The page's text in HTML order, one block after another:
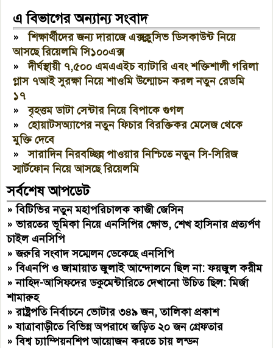
এ বিভাগের অন্যান্য সংবাদ
»শিক্ষার্থীদের জন্য দারাজে এক্সক্লুসিভ ডিসকাউন্ট নিয়ে
আসছে রিয়েলমি সি১০০এক্স
»দীর্ঘস্থায়ী ৭,৫০০ এমএএইচ ব্যাটারি এবং শক্তিশালী গরিলা
গ্লাস ৭আই সুরক্ষা নিয়ে শাওমি উন্মোচন করল নতুন রেডমি
১৭
»বৃহত্তম ডাটা সেন্টার নিয়ে বিপাকে গুগল
»হোয়াটসঅ্যাপের নতুন ফিচার বিরক্তিকর মেসেজ থেকে
মুক্তি দেবে
»সারাদিন নিরবচ্ছিন্ন পাওয়ার নিশ্চিতে নতুন সি-সিরিজ
স্মার্টফোন নিয়ে আসছে রিয়েলমি
সর্বশেষ আপডেট
»বিটিভির নতুন মহাপরিচালক কাজী জেসিন
»ভারতের ভূমিকা নিয়ে এনসিপির ক্ষোভ, শেখ হাসিনার প্রত্যর্পণ
চাইল এনসিপি
»জরুরি সংবাদ সম্মেলন ডেকেছে এনসিপি
»বিএনপি ও জামায়াত জুলাই আন্দোলনে ছিল না: ফয়জুল করীম
»নাহিদ-আসিফদের ডকুমেন্টারিতে দেখানো উচিত ছিল: মির্জা
শামারুহ
»রাষ্ট্রপতি নির্বাচনে ভোটার ৩৪৯ জন, তালিকা প্রকাশ
»যাত্রাবাড়ীতে বিভিন্ন অপরাধে জড়িত ২০ জন গ্রেফতার
»বিশ্ব চ্যাম্পিয়নশিপ আয়োজন করতে চায় লন্ডন